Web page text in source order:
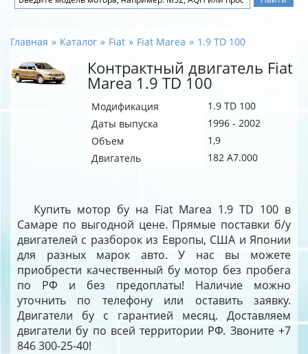
Главная Каталог Fiat Fiat Marea 1.9 TD 100
Контрактный двигатель Fiat
Marea 1.9 TD 100
Модификация
1.9 TD 100
Даты выпуска
1996 - 2002
Объем
1,9
Двигатель
182 A7.000
Купить мотор бу на Fiat Marea 1.9 TD 100 в
Самаре по выгодной цене. Прямые поставки б/у
двигателей с разборок из Европы, США и Японии
для разных марок авто. У нас вы можете
приобрести качественный бу мотор без пробега
по РФ и без предоплаты! Наличие можно
уточнить по телефону или оставить заявку.
Двигатели бу с гарантией месяц. Доставляем
двигатели бу по всей территории РФ. Звоните +7
846 300-25-40!